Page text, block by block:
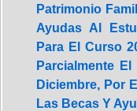
Patrimonio
Ayudas Al
Para El Curso
Parcialmente El
Diciembre, Por
Las Becas Y